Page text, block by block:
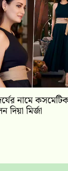
নামে কসমেটিক
দিয়া মির্জা